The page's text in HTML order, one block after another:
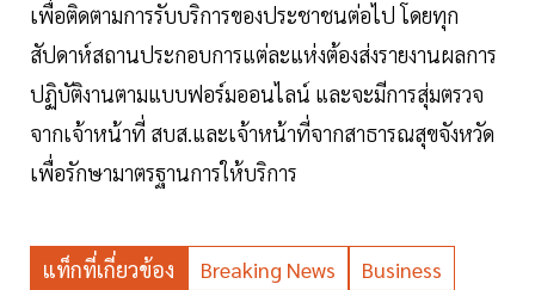
เพื่อติดตามการรับบริการของประชาชนต่อไป โดยทุก
สัปดาห์สถานประกอบการแต่ละแห่งต้องส่งรายงานผลการ
ปฏิบัติงานตามแบบฟอร์มออนไลน์ และจะมีการสุ่มตรวจ
จากเจ้าหน้าที่ สบส.และเจ้าหน้าที่จากสาธารณสุขจังหวัด
เพื่อรักษามาตรฐานการให้บริการ
แท็กที่เกี่ยวข้อง Breaking News
Business